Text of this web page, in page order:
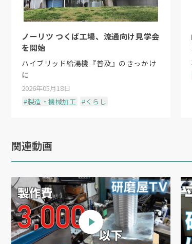
ノーリツ つくば工場、流通向け見学会
を開始
ハイブリッド給湯機『普及』のきっかけ
に
2026年05月18日
#製造・機械加工 #くらし
関連動画